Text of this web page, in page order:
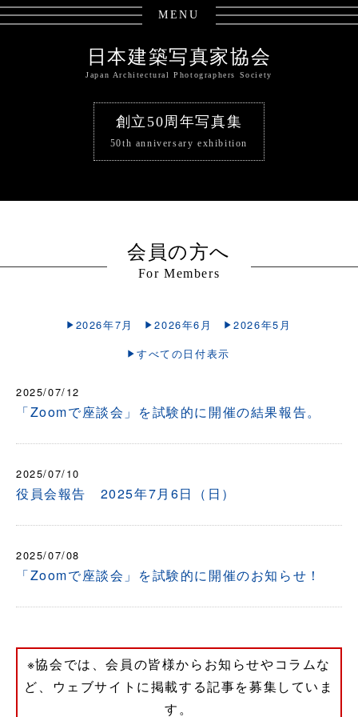
MENU
日本建築写真家協会
Japan Architectural Photographers Society
創立50周年写真集
50th anniversary exhibition
会員の方へ
For Members
2026年7月 2026年6月
2026年5月
すべての日付表示
2025/07/12
「Zoomで座談会」を試験的に開催の結果報告。
2025/07/10
役員会報告 2025年7月6日（日）
2025/07/08
「Zoomで座談会」を試験的に開催のお知らせ！
※協会では、会員の皆様からお知らせやコラムな
ど、ウェブサイトに掲載する記事を募集していま
す。